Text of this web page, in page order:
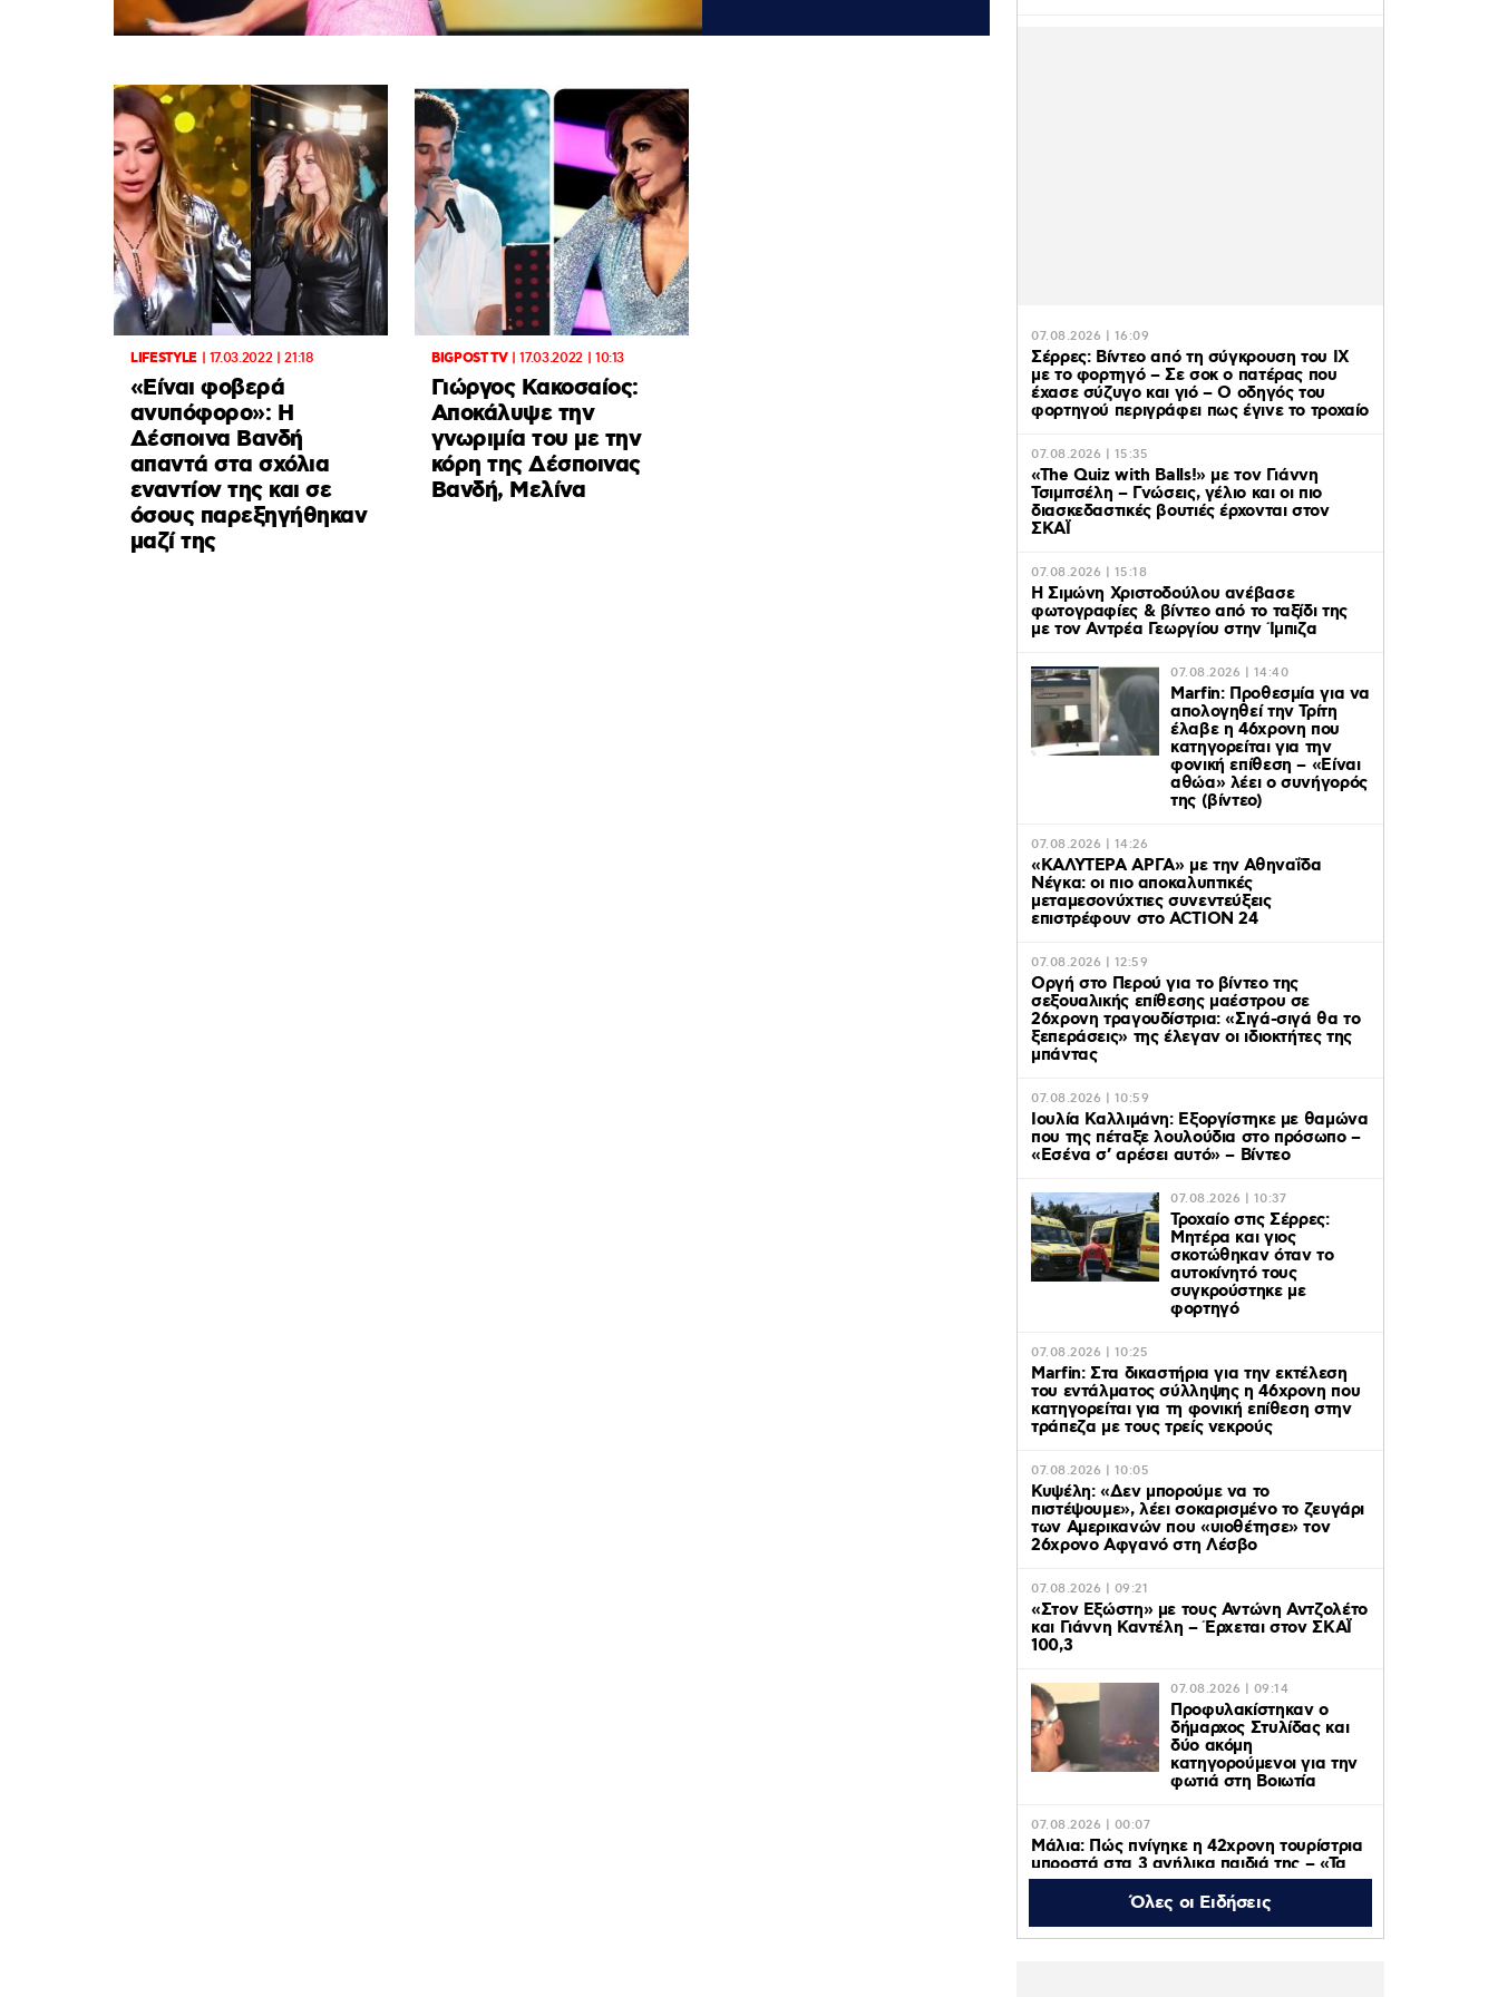
LIFESTYLE| 17.03.2022 | 21:18
«Είναι φοβερά
ανυπόφορο»: Η
Δέσποινα Βανδή
απαντά στα σχόλια
εναντίον της και σε
όσους παρεξηγήθηκαν
μαζί της
BIGPOST TV|17.03.2022 | 10:13
Γιώργος Κακοσαίος:
Αποκάλυψε την
γνωριμία του με την
κόρη της Δέσποινας
Βανδή, Μελίνα
07.08.2026 | 16:09
Σέρρες: Βίντεο από τη σύγκρουση του ΙΧ
με το φορτηγό – Σε σοκ ο πατέρας που
έχασε σύζυγο και γιό – Ο οδηγός του
φορτηγού περιγράφει πως έγινε το τροχαίο
07.08.2026 | 15:35
«The Quiz with Balls!» με τον Γιάννη
Τσιμιτσέλη – Γνώσεις, γέλιο και οι πιο
διασκεδαστικές βουτιές έρχονται στον
ΣΚΑΪ
07.08.2026 | 15:18
Η Σιμώνη Χριστοδούλου ανέβασε
φωτογραφίες & βίντεο από το ταξίδι της
με τον Αντρέα Γεωργίου στην Ίμπιζα
07.08.2026 | 14:40
Marfin: Προθεσμία για να
απολογηθεί την Τρίτη
έλαβε η 46χρονη που
κατηγορείται για την
φονική επίθεση – «Είναι
αθώα» λέει ο συνήγορός
της (βίντεο)
07.08.2026 | 14:26
«ΚΑΛΥΤΕΡΑ ΑΡΓΑ» με την Αθηναΐδα
Νέγκα: οι πιο αποκαλυπτικές
μεταμεσονύχτιες συνεντεύξεις
επιστρέφουν στο ACTION 24
07.08.2026 | 12:59
Οργή στο Περού για το βίντεο της
σεξουαλικής επίθεσης μαέστρου σε
26χρονη τραγουδίστρια: «Σιγά-σιγά θα το
ξεπεράσεις» της έλεγαν οι ιδιοκτήτες της
μπάντας
07.08.2026 | 10:59
Ιουλία Καλλιμάνη: Εξοργίστηκε με θαμώνα
που της πέταξε λουλούδια στο πρόσωπο –
«Εσένα σ’ αρέσει αυτό» – Βίντεο
07.08.2026 | 10:37
Τροχαίο στις Σέρρες:
Μητέρα και γιος
σκοτώθηκαν όταν το
αυτοκίνητό τους
συγκρούστηκε με
φορτηγό
07.08.2026 | 10:25
Marfin: Στα δικαστήρια για την εκτέλεση
του εντάλματος σύλληψης η 46χρονη που
κατηγορείται για τη φονική επίθεση στην
τράπεζα με τους τρείς νεκρούς
07.08.2026 | 10:05
Κυψέλη: «Δεν μπορούμε να το
πιστέψουμε», λέει σοκαρισμένο το ζευγάρι
των Αμερικανών που «υιοθέτησε» τον
26χρονο Αφγανό στη Λέσβο
07.08.2026 | 09:21
«Στον Εξώστη» με τους Αντώνη Αντζολέτο
και Γιάννη Καντέλη – Έρχεται στον ΣΚΑΪ
100,3
07.08.2026 | 09:14
Προφυλακίστηκαν ο
δήμαρχος Στυλίδας και
δύο ακόμη
κατηγορούμενοι για την
φωτιά στη Βοιωτία
07.08.2026 | 00:07
Μάλια: Πώς πνίγηκε η 42χρονη τουρίστρια
μπροστά στα 3 ανήλικα παιδιά της – «Τα
παιδιά φώναζαν και έκλαιγαν, ήταν σε
κατάσταση πανικού»
06.08.2026 | 23:39
Όλες οι Ειδήσεις